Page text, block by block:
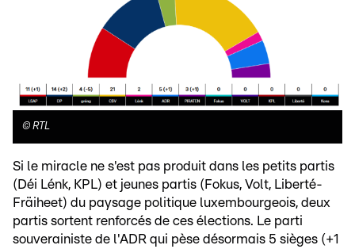
© RTL
Si le miracle ne s'est pas produit dans les petits partis
(Déi Lénk, KPL) et jeunes partis (Fokus, Volt, Liberté-
Fräiheet) du paysage politique luxembourgeois, deux
partis sortent renforcés de ces élections. Le parti
souverainiste de l'ADR qui pèse désormais 5 sièges (+1